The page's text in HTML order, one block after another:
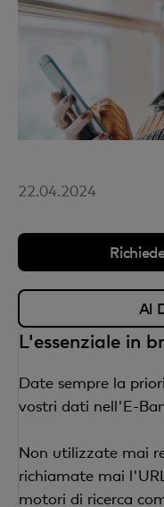
22.04.2024
Al
L'essenziale in
Date sempre la
vostri dati nell'E-
Non utilizzate mai
richiamate mai
motori di ricerca